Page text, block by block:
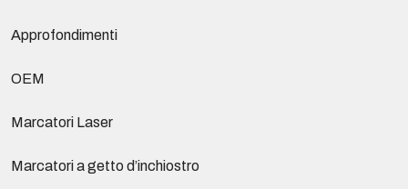
Approfondimenti
OEM
Marcatori Laser
Marcatori a getto d’inchiostro